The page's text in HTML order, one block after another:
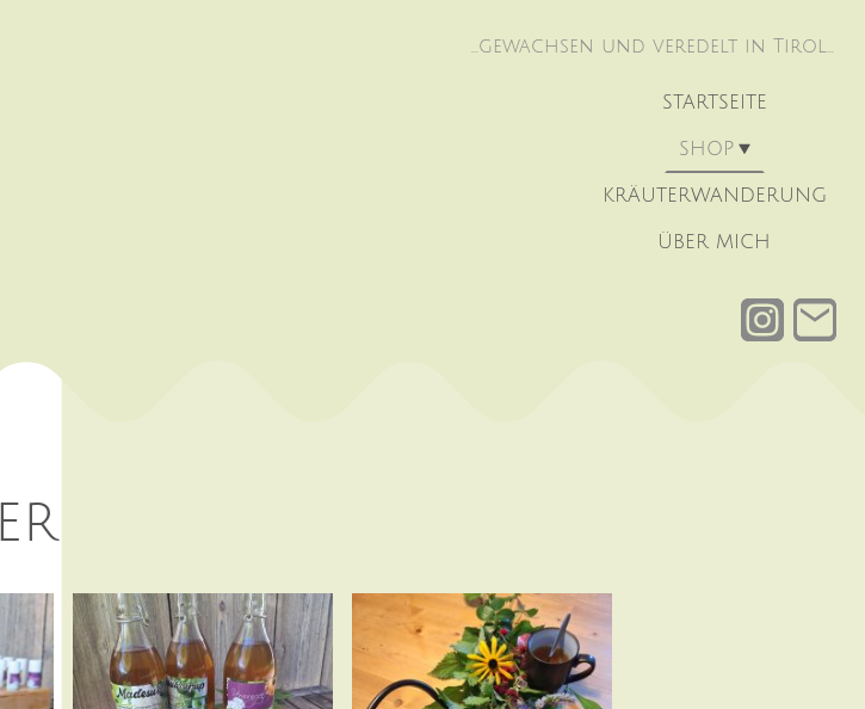
...gewachsen und veredelt in Tirol...
STARTSEITE
SHOP
KRÄUTERWANDERUNG
ÜBER MICH